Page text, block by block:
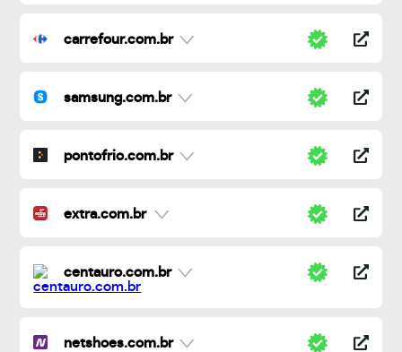
carrefour.com.br
samsung.com.br
pontofrio.com.br
extra.com.br
centauro.com.br
netshoes.com.br